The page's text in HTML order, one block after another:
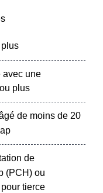
avec une
plus
de moins de 20
de
(PCH) ou
tierce